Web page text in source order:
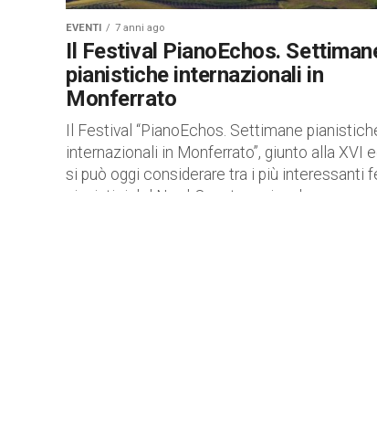
EVENTI 7 anni ago
Il Festival PianoEchos.
pianistiche internazionali in
Monferrato
Il Festival “PianoEchos. Settimane
internazionali in Monferrato”, giunto alla XVI
si può oggi considerare tra i più interessanti
pianistici del Nord-Ovest e coinvolge...